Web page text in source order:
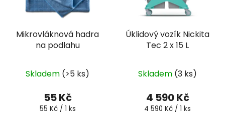
Mikrovláknová hadra
na podlahu
Skladem (>5 ks)
55 Kč
Měrná
55 Kč / 1 ks
Úklidový vozík Nickita
Tec 2 x 15 L
Skladem (3 ks)
4 590 Kč
Měrná
4 590 Kč / 1 ks